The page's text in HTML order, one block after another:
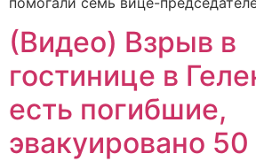
(Видео) Взрыв в
гостинице в
есть погибшие,
эвакуировано